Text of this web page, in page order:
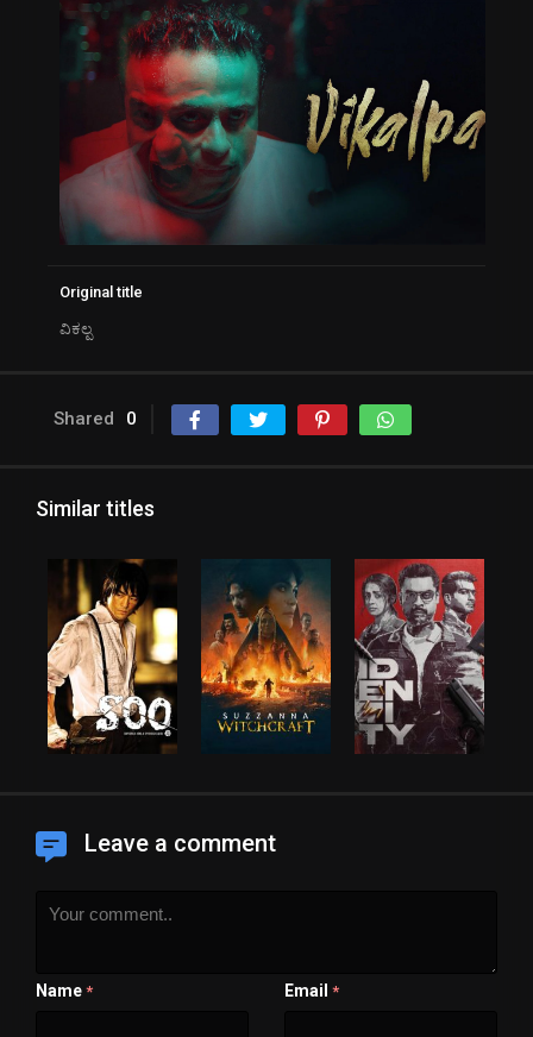
Original title
ವಿಕಲ್ಪ
Shared 0
Similar titles
Leave a comment
Name * Email *